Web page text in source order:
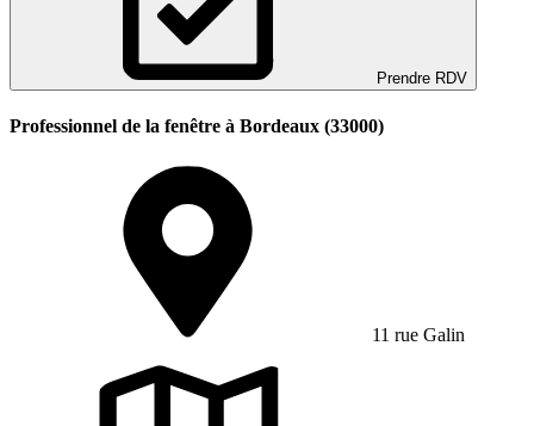
Prendre RDV
Professionnel de la fenêtre à Bordeaux (33000)
11 rue Galin